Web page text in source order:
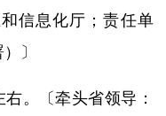
信息化厅；责任单
〕
。〔牵头省领导：